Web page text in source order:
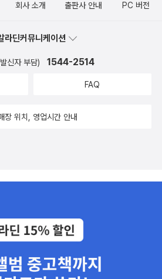
회사 소개 출판사 안내 PC 버전
라딘커뮤니케이션
신자 부담) 1544-2514
FAQ
장 위치, 영업시간 안내